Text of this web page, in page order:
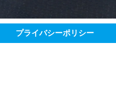
プライバシーポリシー